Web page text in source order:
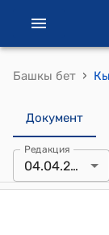
Башкы бет ›
Документ
Редакция
04.04.2025